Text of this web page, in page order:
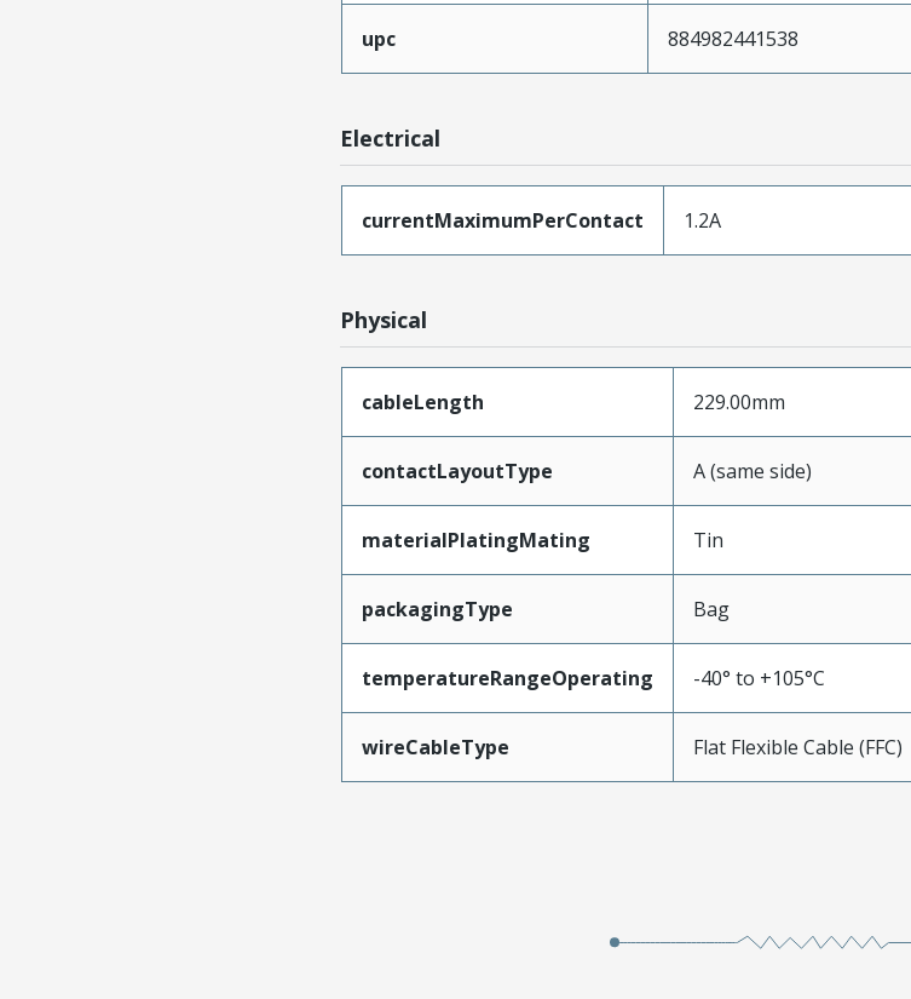
upc 884982441538
Electrical
currentMaximumPerContact 1.2A
Physical
cableLength 229.00mm
contactLayoutType A (same side)
materialPlatingMating Tin
packagingType Bag
temperatureRangeOperating -40° to +105°C
wireCableType Flat Flexible Cable (FFC)